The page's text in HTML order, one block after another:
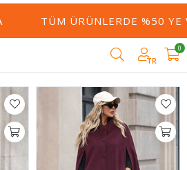
TÜM ÜRÜNLERDE %50 YE
TR
0